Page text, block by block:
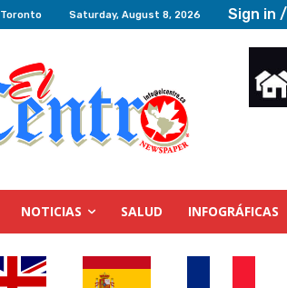
Toronto Saturday, August 8, 2026 Sign in
NOTICIAS SALUD INFOGRÁFICAS